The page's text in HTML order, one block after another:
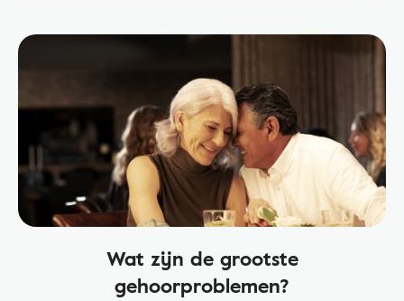
Wat zijn de grootste
gehoorproblemen?